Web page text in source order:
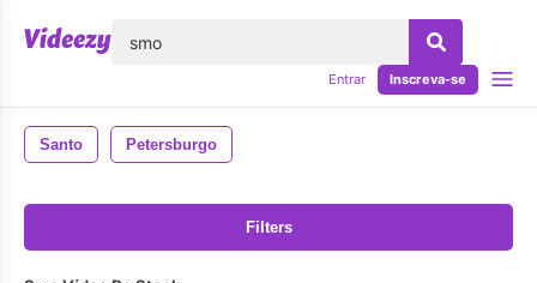
Entrar Inscreva-se
Santo Petersburgo
Filters